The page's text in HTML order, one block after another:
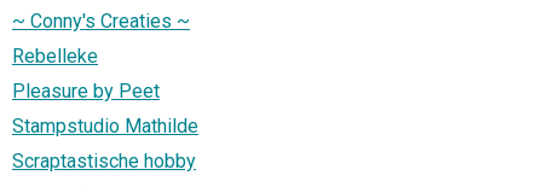
~ Conny's Creaties ~
Rebelleke
Pleasure by Peet
Stampstudio Mathilde
Scraptastische hobby